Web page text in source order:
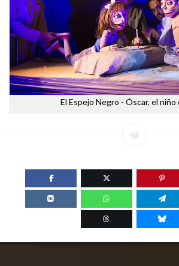
El Espejo Negro - Óscar, el niño